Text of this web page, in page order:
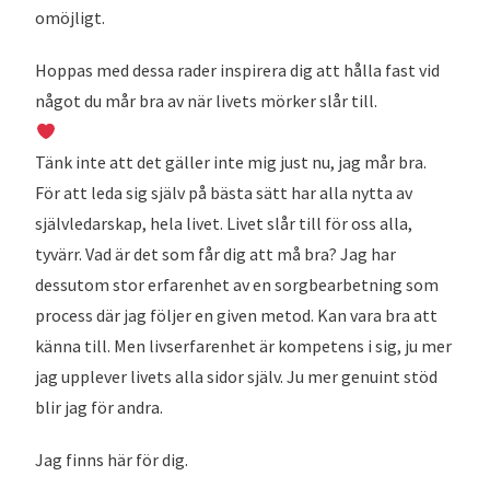
omöjligt.
Hoppas med dessa rader inspirera dig att hålla fast vid
något du mår bra av när livets mörker slår till.
Tänk inte att det gäller inte mig just nu, jag mår bra.
För att leda sig själv på bästa sätt har alla nytta av
självledarskap, hela livet. Livet slår till för oss alla,
tyvärr. Vad är det som får dig att må bra? Jag har
dessutom stor erfarenhet av en sorgbearbetning som
process där jag följer en given metod. Kan vara bra att
känna till. Men livserfarenhet är kompetens i sig, ju mer
jag upplever livets alla sidor själv. Ju mer genuint stöd
blir jag för andra.
Jag finns här för dig.